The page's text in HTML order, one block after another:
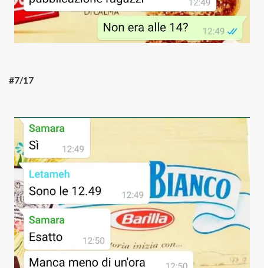
#7/17